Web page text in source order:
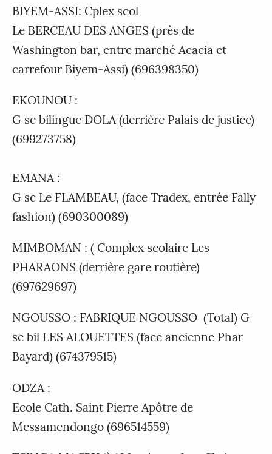
BIYEM-ASSI: Cplex scol
Le BERCEAU DES ANGES (près de
Washington bar, entre marché Acacia et
carrefour Biyem-Assi) (696398350)
EKOUNOU :
G sc bilingue DOLA (derrière Palais de justice)
(699273758)
EMANA :
G sc Le FLAMBEAU, (face Tradex, entrée Fally
fashion) (690300089)
MIMBOMAN : ( Complex scolaire Les
PHARAONS (derrière gare routière)
(697629697)
NGOUSSO : FABRIQUE NGOUSSO (Total) G
sc bil LES ALOUETTES (face ancienne Phar
Bayard) (674379515)
ODZA :
Ecole Cath. Saint Pierre Apôtre de
Messamendongo (696514559)